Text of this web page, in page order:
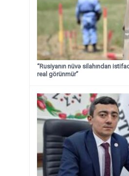
“Rusiyanın nüvə silahından
real görünmür”